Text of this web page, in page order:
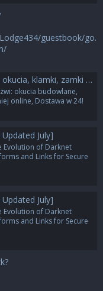
guestbook/go.
zamki - Simteq.pl
okucia budowlane,
online, Dostawa w 24!
July]
Evolution of Darknet
and Links for Secure
July]
Evolution of Darknet
and Links for Secure